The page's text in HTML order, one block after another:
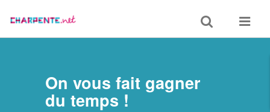
Toggle
search
Toggle
On vous fait gagner
du temps !